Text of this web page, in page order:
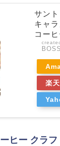
サン
キャ
コー
楽
ヒー クラ